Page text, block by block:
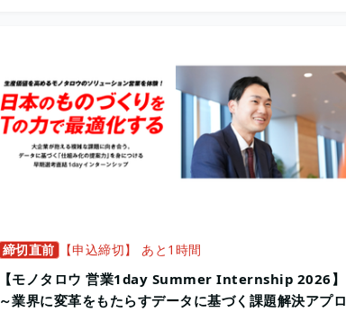
締切直前 【申込締切】 あと1時間
【モノタロウ 営業1day Summer Internship 2026】
～業界に変革をもたらすデータに基づく課題解決アプロ